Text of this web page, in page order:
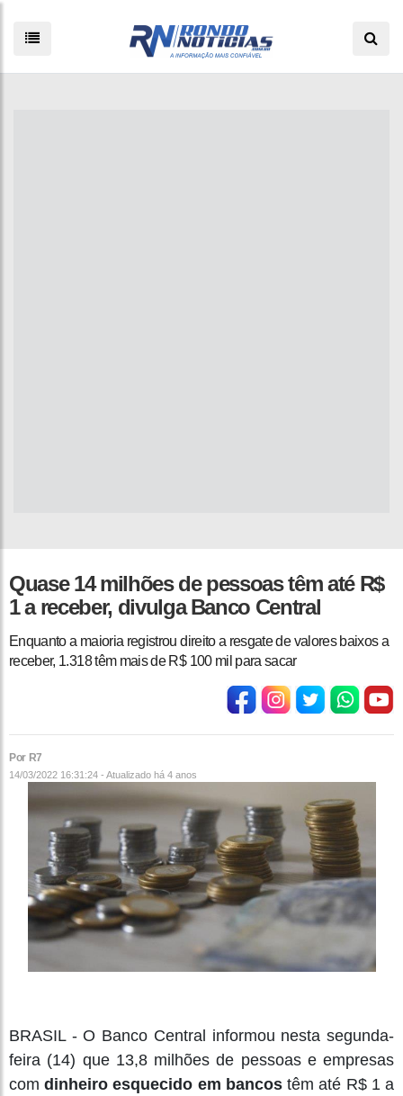
Quase 14 milhões de pessoas têm até R$
1 a receber, divulga Banco Central
Enquanto a maioria registrou direito a resgate de valores baixos a
receber, 1.318 têm mais de R$ 100 mil para sacar
Por R7
14/03/2022 16:31:24 - Atualizado há 4 anos
BRASIL - O Banco Central informou nesta segunda-
feira (14) que 13,8 milhões de pessoas e empresas
comdinheiro esquecido em bancostêm até R$ 1 a